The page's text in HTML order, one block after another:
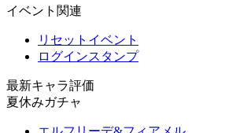
イベント関連
リセットイベント
ログインスタンプ
最新キャラ評価
夏休みガチャ